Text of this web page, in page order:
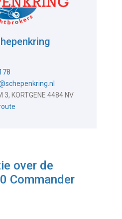
3, KORTGENE 4484 NV
over de
Commander